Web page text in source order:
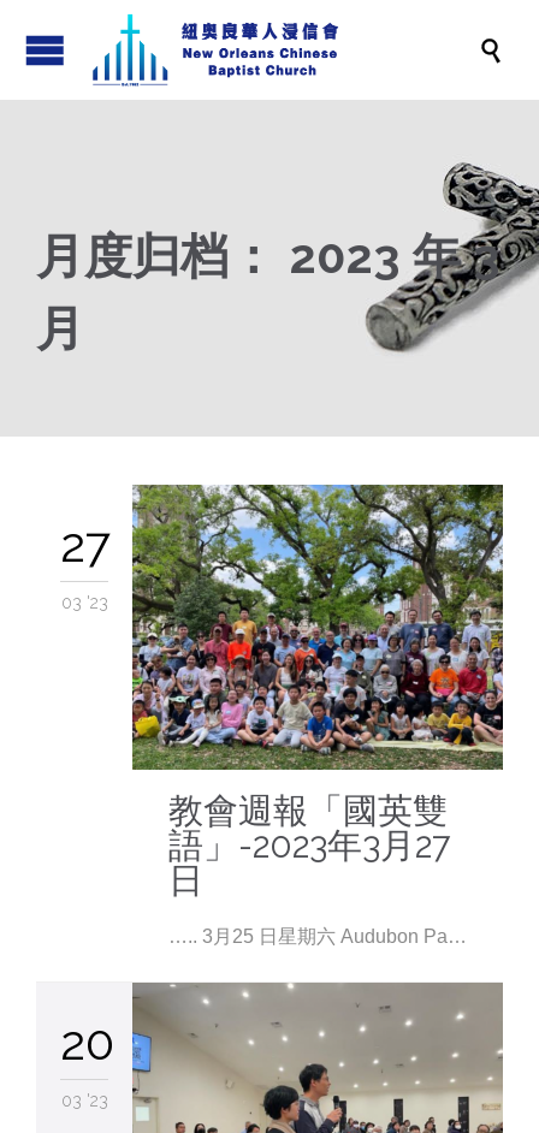

月度归档： 2023 年 3
月
27
03 '23
教會週報「國英雙
語」-2023年3月27
日
….. 3月25 日星期六 Audubon Pa…
20
03 '23